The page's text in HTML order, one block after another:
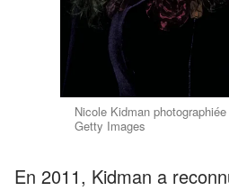
Nicole Kidman
Getty Images
En 2011, Kidman a